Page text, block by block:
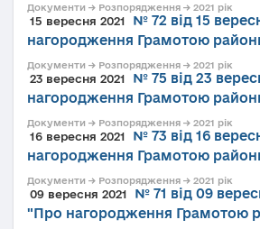
Документи → Розпорядження → 2021 рік
15 вересня 2021
№ 72 від 15
нагородження Грамотою
Документи → Розпорядження → 2021 рік
23 вересня 2021
№ 75 від 23
нагородження Грамотою
Документи → Розпорядження → 2021 рік
16 вересня 2021
№ 73 від 16
нагородження Грамотою
Документи → Розпорядження → 2021 рік
09 вересня 2021
№ 71 від 09
"Про нагородження Грамотою